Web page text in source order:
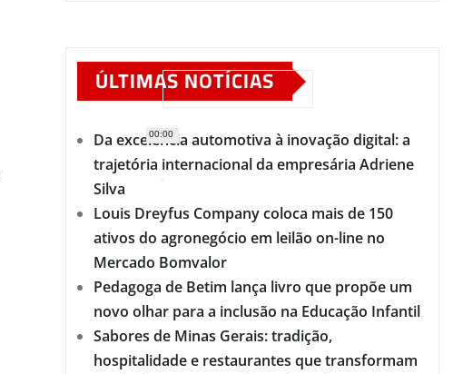
00:00
ÚLTIMAS NOTÍCIAS
Da excelência automotiva à inovação digital: a
trajetória internacional da empresária Adriene
Silva
Louis Dreyfus Company coloca mais de 150
ativos do agronegócio em leilão on-line no
Mercado Bomvalor
Pedagoga de Betim lança livro que propõe um
novo olhar para a inclusão na Educação Infantil
Sabores de Minas Gerais: tradição,
hospitalidade e restaurantes que transformam